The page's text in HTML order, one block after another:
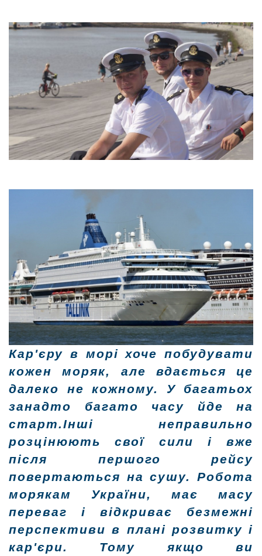
Кар'єру в морі хоче побудувати
кожен моряк, але вдається це
далеко не кожному. У багатьох
занадто багато часу йде на
старт.Інші неправильно
розцінюють свої сили і вже
після першого рейсу
повертаються на сушу. Робота
морякам України, має масу
переваг і відкриває безмежні
перспективи в плані розвитку і
кар'єри. Тому якщо ви